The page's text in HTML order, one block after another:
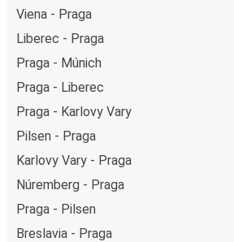
Viena - Praga
Liberec - Praga
Praga - Múnich
Praga - Liberec
Praga - Karlovy Vary
Pilsen - Praga
Karlovy Vary - Praga
Núremberg - Praga
Praga - Pilsen
Breslavia - Praga